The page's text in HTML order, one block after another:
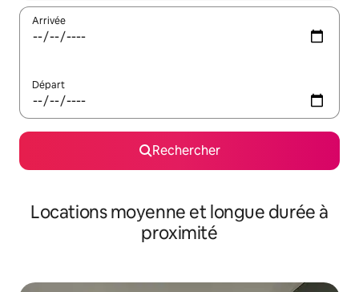
Arrivée
Départ
Rechercher
Locations moyenne et longue durée à
proximité